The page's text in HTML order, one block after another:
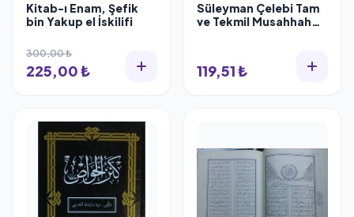
Kitab-ı Enam, Şefik
bin Yakup el İskilifi
300,00 ₺
225,00 ₺
Süleyman Çelebi Tam
ve Tekmil Musahhah
119,51 ₺